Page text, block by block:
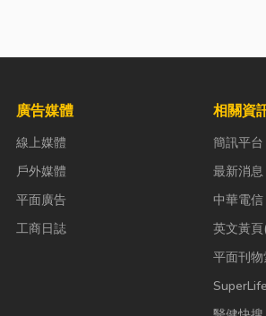
廣告媒體
線上媒體
戶外媒體
平面廣告
工商日誌
相關資
簡訊平台
最新消息
中華電信
英文黃頁
平面刊物
SuperLife